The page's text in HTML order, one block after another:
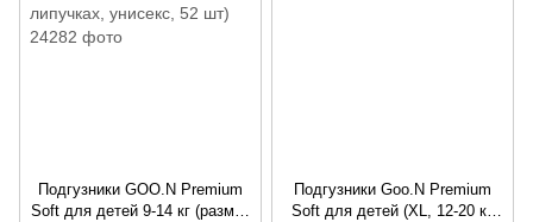
Подгузники GOO.N Premium
Soft для детей 9-14 кг (размер
Подгузники Goo.N Premium
Soft для детей (XL, 12-20 кг,